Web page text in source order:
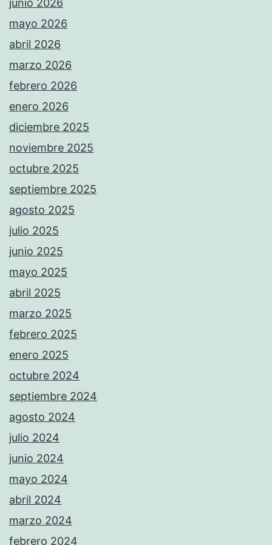
junio 2026
mayo 2026
abril 2026
marzo 2026
febrero 2026
enero 2026
diciembre 2025
noviembre 2025
octubre 2025
septiembre 2025
agosto 2025
julio 2025
junio 2025
mayo 2025
abril 2025
marzo 2025
febrero 2025
enero 2025
octubre 2024
septiembre 2024
agosto 2024
julio 2024
junio 2024
mayo 2024
abril 2024
marzo 2024
febrero 2024